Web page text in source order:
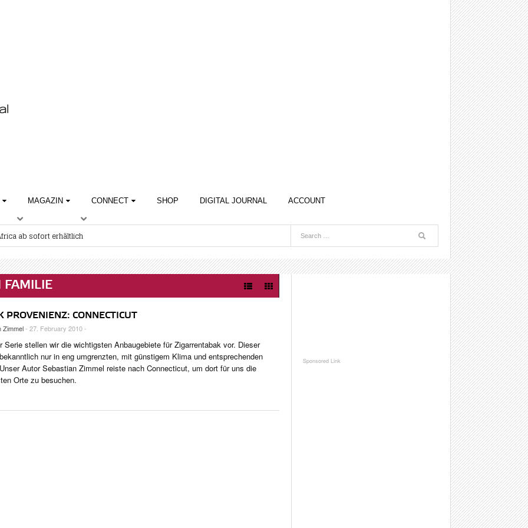
BEST BUY
CIGAR TROPHY
TOP 25
GRUNDLAGEN
MAGAZIN
ÜBER DAS MAGAZIN
AKTUELLE AUSGABE
AUTOREN
FRÜHERE AUSGABEN
CONNECT
CIGAR SHOP FINDER
SHOP DIGITAL JOURNAL ACCOUNT
ab sofort erhältlich
Tabakprodukte
– Mehr Geschäft
FAMILIE
PROVENIENZ: CONNECTICUT
Zimmel- 27. February 2010 -
Serie stellen wir die wichtigsten Anbaugebiete für Zigarrentabak vor. Dieser
nur in eng umgrenzten, mit günstigem Klima und entsprechenden
Autor Sebastian Zimmel reiste nach Connecticut, um dort für uns die
Orte zu besuchen.